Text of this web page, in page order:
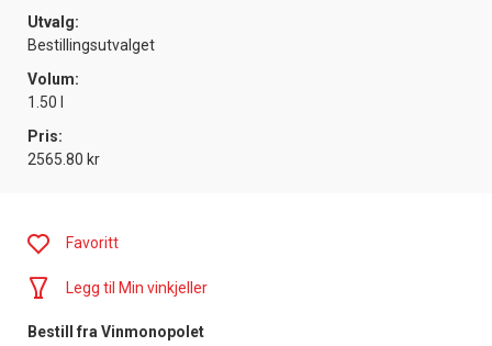
Utvalg:
Bestillingsutvalget
Volum:
1.50 l
Pris:
2565.80 kr
Favoritt
Legg til Min vinkjeller
Bestill fra Vinmonopolet